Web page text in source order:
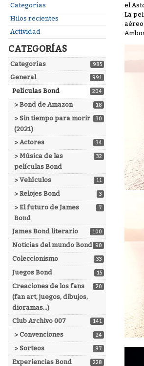
Enlaces
rápidos
Categorías
Hilos recientes
Actividad
CATEGORÍAS
985
Categorías
991
General
204
Películas Bond
18
> Bond de Amazon
30
> Sin tiempo para morir
(2021)
34
> Actores
32
> Música de las
películas Bond
11
> Vehículos
3
> Relojes Bond
7
> El futuro de James
Bond
100
James Bond literario
90
Noticias del mundo Bond
33
Coleccionismo
15
Juegos Bond
20
Creaciones de los fans
(fan art, juegos, dibujos,
dioramas...)
141
Club Archivo 007
24
> Convenciones
87
> Sorteos
228
Experiencias Bond
el
La